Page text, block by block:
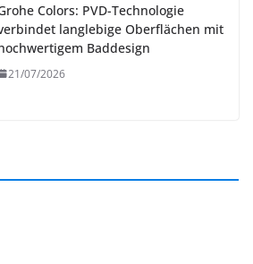
Colors: PVD-Technologie
langlebige Oberflächen mit
Baddesign
21/07/2026